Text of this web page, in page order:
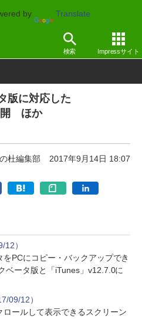
by Translate
検索 Impressサイト
アップデート
版に対応した
開 ほか
杜編集部 2017年9月14日 18:07
12）
PCにコピー・バックアップでき
ベータ版と「iTunes」v12.7.0に
09/12）
ールして表示できるスクリーン